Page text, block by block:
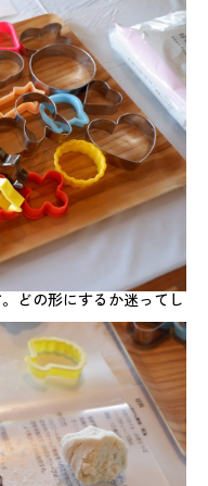
どの形にするか迷ってし